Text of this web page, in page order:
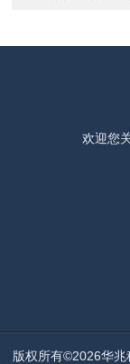
欢迎您
版权所有©2026华